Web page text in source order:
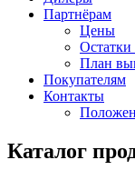
Партнёрам
Цены
Остатки
План
Покупателям
Контакты
Каталог